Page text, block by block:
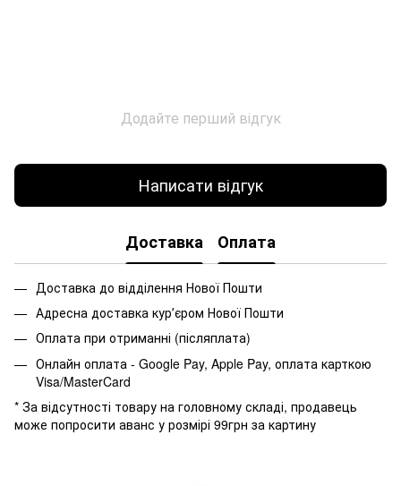
Додайте перший відгук
Написати відгук
Доставка Оплата
Доставка до відділення Нової Пошти
Адресна доставка курʼєром Нової Пошти
Оплата при отриманні (післяплата)
Онлайн оплата - Google Pay, Apple Pay, оплата карткою
Visa/MasterCard
* За відсутності товару на головному складі, продавець
може попросити аванс у розмірі 99грн за картину